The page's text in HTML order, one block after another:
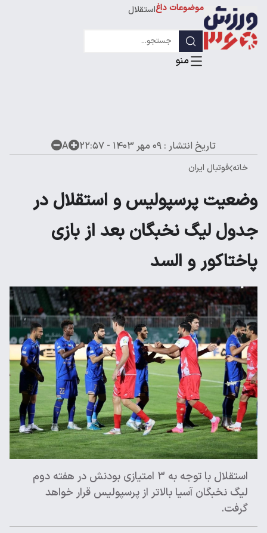
موضوعات داغاستقلال
تاریخ انتشار : ۰۹ مهر ۱۴۰۳ - ۲۲:۵۷ A
خانه فوتبال ایران
وضعیت پرسپولیس و استقلال در
جدول لیگ نخبگان بعد از بازی
پاختاکور و السد
استقلال با توجه به ۳ امتیازی بودنش در هفته دوم
لیگ نخبگان آسیا بالاتر از پرسپولیس قرار خواهد
گرفت.